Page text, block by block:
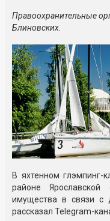
Правоохранительные
Блиновских.
В яхтенном глэмпинг-
районе
имущества в связи с
рассказал Telegram-